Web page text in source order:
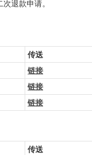
退款申请。
传送
链接
链接
链接
传送